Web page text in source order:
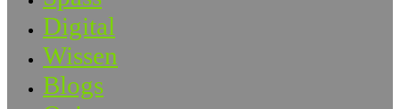
Digital
Wissen
Blogs